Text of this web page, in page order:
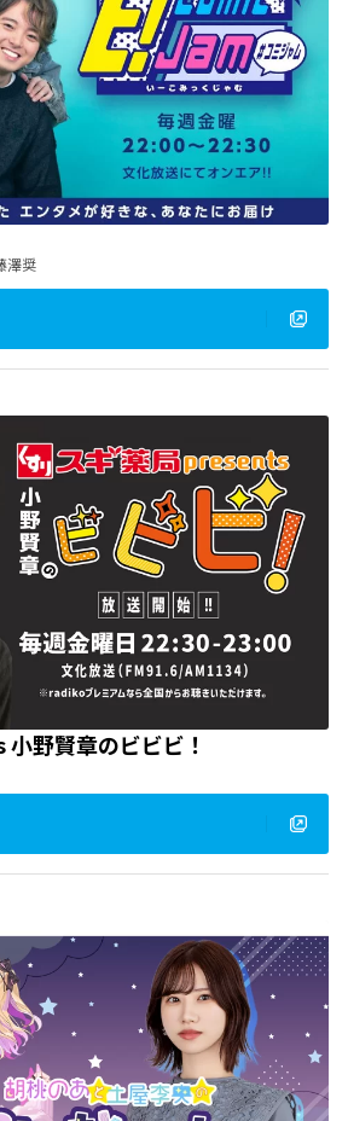
澤奨
野賢章のビビビ！